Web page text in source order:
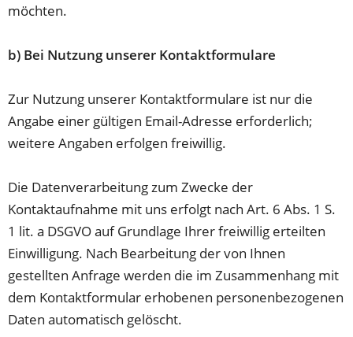
möchten.
b) Bei Nutzung unserer Kontaktformulare
Zur Nutzung unserer Kontaktformulare ist nur die
Angabe einer gültigen Email-Adresse erforderlich;
weitere Angaben erfolgen freiwillig.
Die Datenverarbeitung zum Zwecke der
Kontaktaufnahme mit uns erfolgt nach Art. 6 Abs. 1 S.
1 lit. a DSGVO auf Grundlage Ihrer freiwillig erteilten
Einwilligung. Nach Bearbeitung der von Ihnen
gestellten Anfrage werden die im Zusammenhang mit
dem Kontaktformular erhobenen personenbezogenen
Daten automatisch gelöscht.